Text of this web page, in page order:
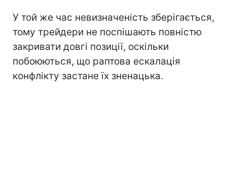
У той же час невизначеність зберігається,
тому трейдери не поспішають повністю
закривати довгі позиції, оскільки
побоюються, що раптова ескалація
конфлікту застане їх зненацька.